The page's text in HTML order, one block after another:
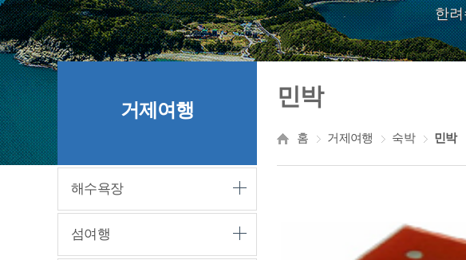
한
거제여행
해수욕장
섬여행
민박
홈 거제여행 숙박 민박